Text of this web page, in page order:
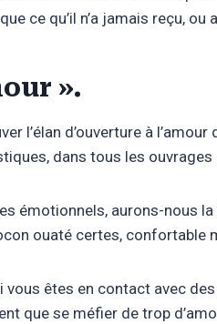
ce qu’il n’a jamais reçu,
».
l’élan d’ouverture à
dans tous les ouvrages
émotionnels, aurons-nous
ouaté certes, confortable
êtes en contact avec
que se méfier de trop